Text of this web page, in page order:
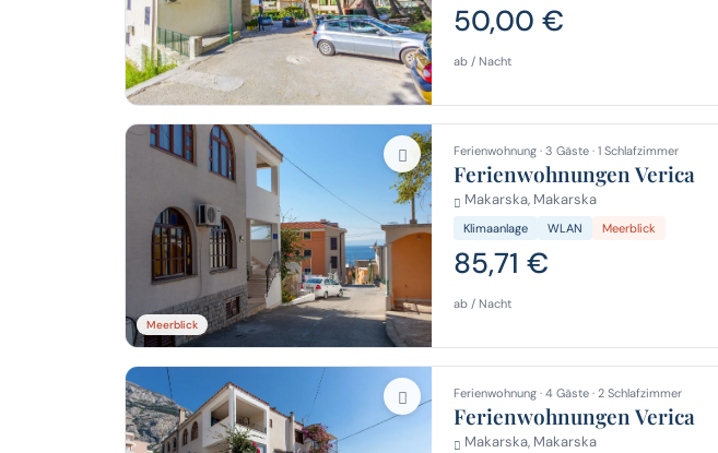
50,00 €
ab / Nacht
Meerblick
Ferienwohnung · 3 Gäste · 1 Schlafzimmer
Ferienwohnungen Verica
Makarska, Makarska
Klimaanlage WLAN Meerblick
85,71 €
ab / Nacht
Ferienwohnung · 4 Gäste · 2 Schlafzimmer
Ferienwohnungen Verica
Makarska, Makarska